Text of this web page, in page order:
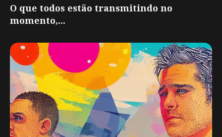
O que todos estão transmitindo no
momento,...